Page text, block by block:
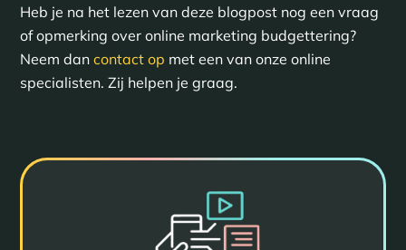
Heb je na het lezen van deze blogpost nog een vraag
of opmerking over online marketing budgettering?
Neem dan contact op met een van onze online
specialisten. Zij helpen je graag.